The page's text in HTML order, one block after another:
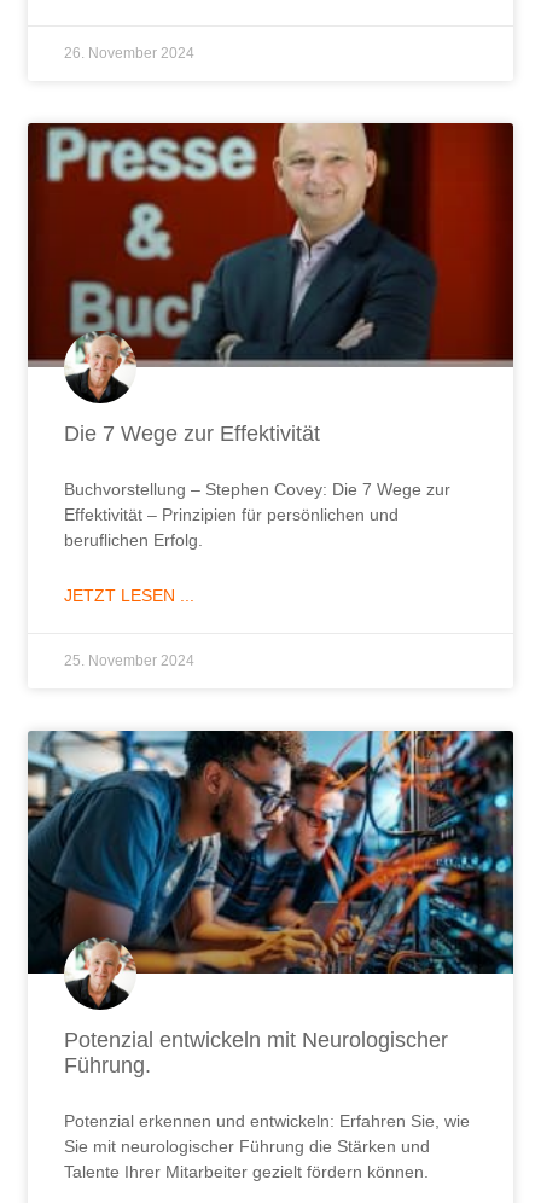
26. November 2024
Die 7 Wege zur Effektivität
Buchvorstellung – Stephen Covey: Die 7 Wege zur
Effektivität – Prinzipien für persönlichen und
beruflichen Erfolg.
JETZT LESEN ...
25. November 2024
Potenzial entwickeln mit Neurologischer
Führung.
Potenzial erkennen und entwickeln: Erfahren Sie, wie
Sie mit neurologischer Führung die Stärken und
Talente Ihrer Mitarbeiter gezielt fördern können.